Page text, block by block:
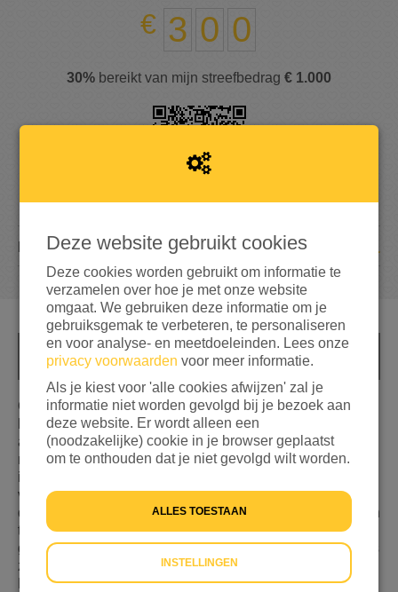
3 0 0
30% bereikt van mijn streefbedrag € 1.000
1
DONATIE
INFO
Op de vlucht slaan, het zal je maar gebeuren. Het is geen
keuze, maar bittere noodzaak. Momenteel hebben we
allemaal de afschuwelijke beelden van Oekraine op ons
netvlies. Maar helaas, op veel meer plekken in de wereld
is momenteel acute noodhulp nodig. Om daar aandacht
voor te blijven vragen ben ik voor Stichting vluchteling
deze actie gestart. Vluchtelingen heb ik persoonlijk al een
tijd terug in het hart gesloten. En ik ben graag voor deze
groep een klankbord en verbindstuk. Dat doe ik inmiddels
zowel zakelijk (vanuit mijn bedrijf Xpressy) als prive.
Momenteel begeleid ik samen met Kevin de Groot (Ons
Deze website gebruikt cookies
Deze cookies worden gebruikt om informatie te
verzamelen over hoe je met onze website
omgaat. We gebruiken deze informatie om je
gebruiksgemak te verbeteren, te personaliseren
en voor analyse- en meetdoeleinden. Lees onze
privacy voorwaarden voor meer informatie.
Als je kiest voor 'alle cookies afwijzen' zal je
informatie niet worden gevolgd bij je bezoek aan
deze website. Er wordt alleen een
(noodzakelijke) cookie in je browser geplaatst
om te onthouden dat je niet gevolgd wilt worden.
ALLES TOESTAAN
INSTELLINGEN